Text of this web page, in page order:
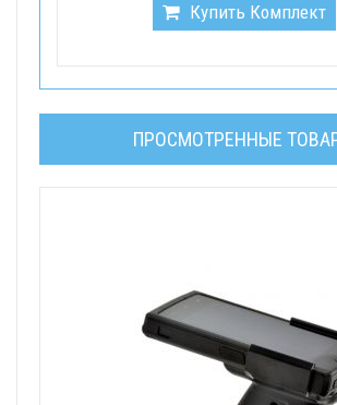
Купить Комплект
ПРОСМОТРЕННЫЕ